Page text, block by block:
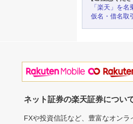
「楽天」を
仮名・借名取
ネット証券の楽天証券につい
FXや投資信託など、豊富なオン